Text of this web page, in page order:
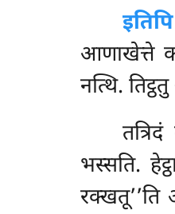
आणाखेत्ते
नत्थि.
भस्सति.
रक्खतू’’ति